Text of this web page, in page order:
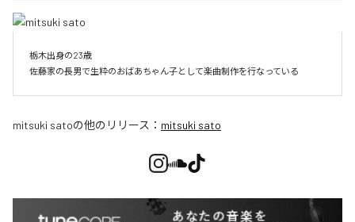
栃木出身の23歳
佐藤家の長男で生粋のおばあちゃん子として楽曲制作を行なっている
mitsuki satoの他のリリース： mitsuki sato